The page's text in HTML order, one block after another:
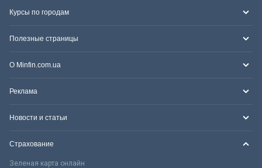
Курсы по городам
Полезные страницы
О Minfin.com.ua
Реклама
Новости и статьи
Страхование
Зеленая карта онлайн